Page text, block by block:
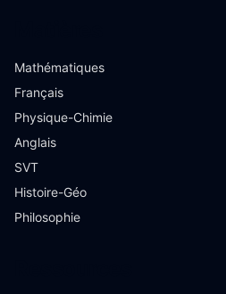
Mathématiques
Français
Physique-Chimie
Anglais
SVT
Histoire-Géo
Philosophie